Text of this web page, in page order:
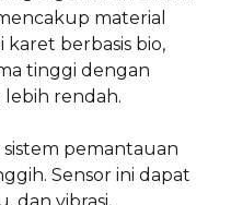
material
berbasis bio,
tinggi dengan
rendah.
pemantauan
Sensor ini dapat